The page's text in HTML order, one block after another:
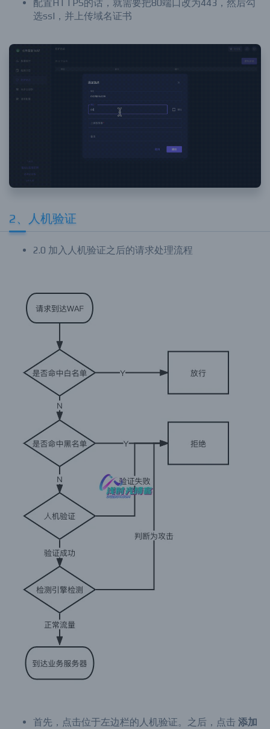
配置HTTPS的话，就需要把80端口改为443，然后勾
选ssl，并上传域名证书
2、人机验证
2.0 加入人机验证之后的请求处理流程
首先，点击位于左边栏的人机验证。之后，点击 添加